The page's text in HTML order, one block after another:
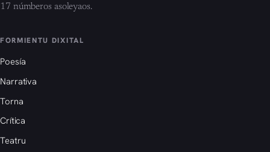
17 númberos asoleyaos.
FORMIENTU DIXITAL
Poesía
Narrativa
Torna
Crítica
Teatru